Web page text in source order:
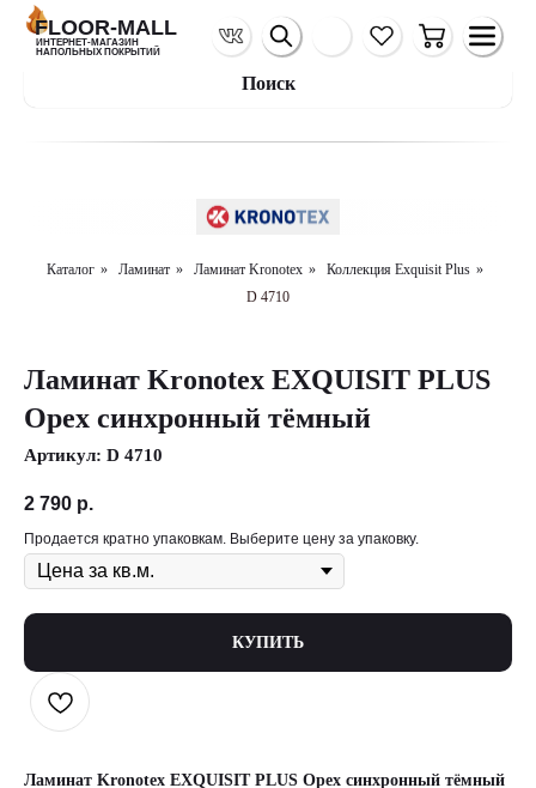
Поиск
FLOOR-MALL
ИНТЕРНЕТ-МАГАЗИН
НАПОЛЬНЫХ ПОКРЫТИЙ
Каталог » Ламинат » Ламинат Kronotex » Коллекция Exquisit Plus »
D 4710
Ламинат Kronotex EXQUISIT PLUS
Орех синхронный тёмный
Артикул: D 4710
2 790 р.
Продается кратно упаковкам. Выберите цену за упаковку.
КУПИТЬ
Ламинат Kronotex EXQUISIT PLUS Орех синхронный тёмный